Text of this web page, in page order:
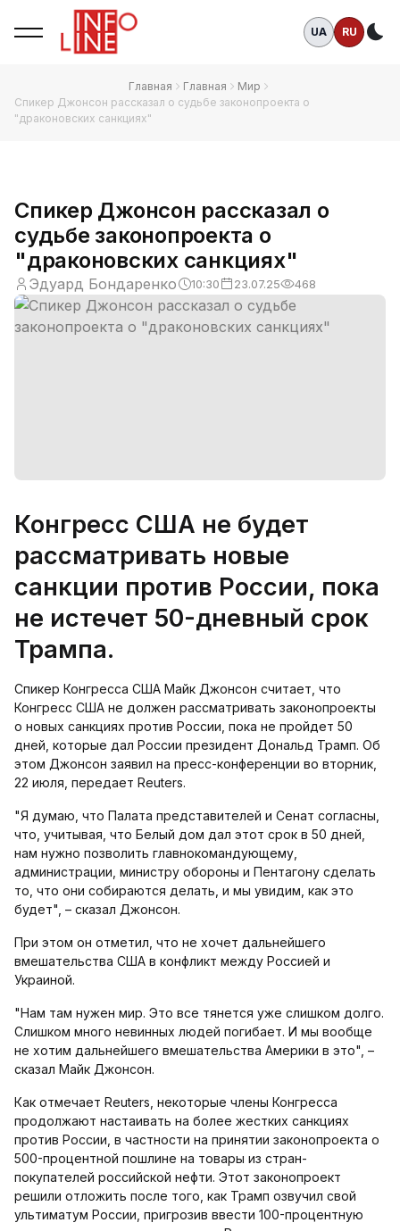
UA RU
Главная Главная
Мир
Спикер Джонсон рассказал о судьбе законопроекта о
"драконовских санкциях"
Спикер Джонсон рассказал о
судьбе законопроекта о
"драконовских санкциях"
Эдуард Бондаренко 10:30 23.07.25 468
Конгресс США не будет
рассматривать новые
санкции против России, пока
не истечет 50-дневный срок
Трампа.
Спикер Конгресса США Майк Джонсон считает, что
Конгресс США не должен рассматривать законопроекты
о новых санкциях против России, пока не пройдет 50
дней, которые дал России президент Дональд Трамп. Об
этом Джонсон заявил на пресс-конференции во вторник,
22 июля, передает Reuters.
"Я думаю, что Палата представителей и Сенат согласны,
что, учитывая, что Белый дом дал этот срок в 50 дней,
нам нужно позволить главнокомандующему,
администрации, министру обороны и Пентагону сделать
то, что они собираются делать, и мы увидим, как это
будет", – сказал Джонсон.
При этом он отметил, что не хочет дальнейшего
вмешательства США в конфликт между Россией и
Украиной.
"Нам там нужен мир. Это все тянется уже слишком долго.
Слишком много невинных людей погибает. И мы вообще
не хотим дальнейшего вмешательства Америки в это", –
сказал Майк Джонсон.
Как отмечает Reuters, некоторые члены Конгресса
продолжают настаивать на более жестких санкциях
против России, в частности на принятии законопроекта о
500-процентной пошлине на товары из стран-
покупателей российской нефти. Этот законопроект
решили отложить после того, как Трамп озвучил свой
ультиматум России, пригрозив ввести 100-процентную